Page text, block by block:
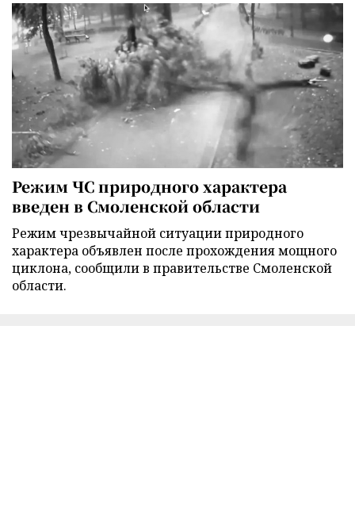
Режим ЧС природного характера
введен в Смоленской области
Режим чрезвычайной ситуации природного
характера объявлен после прохождения мощного
циклона, сообщили в правительстве Смоленской
области.